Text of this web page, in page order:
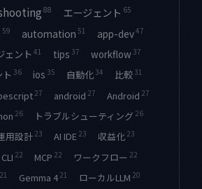
88 エージェント 65
59 automation 51 app-dev47
ェント41 tips 37 workflow 37
36 ios 35 自動化 34 比較 31
27 android 27 Android 27
26 トラブルシューティング 26
用設計23 AI IDE23 収益化23
22 MCP 22 ワークフロー 22
21 Gemma 421 ローカルLLM 20